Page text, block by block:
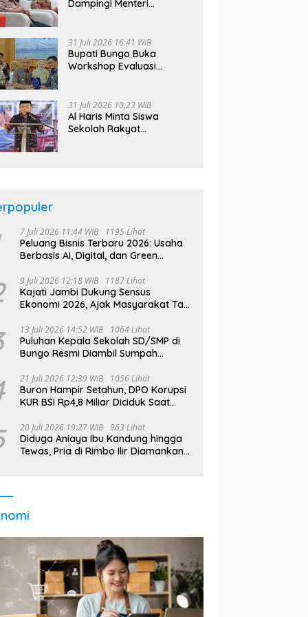
Dampingi Menteri
31 Juli 2026 16:41 WIB
Bupati Bungo Buka
Workshop Evaluasi
31 Juli 2026 10:23 WIB
Al Haris Minta Siswa
Sekolah Rakyat
7 Juli 2026 11:44 WIB 1195 Lihat
Peluang Bisnis Terbaru 2026: Usaha
Berbasis AI, Digital, dan Green
9 Juli 2026 12:18 WIB 1187 Lihat
Kajati Jambi Dukung Sensus
Ekonomi 2026, Ajak Masyarakat Tak
13 Juli 2026 14:52 WIB 1064 Lihat
Puluhan Kepala Sekolah SD/SMP di
Bungo Resmi Diambil Sumpah
21 Juli 2026 12:39 WIB 1056 Lihat
Buron Hampir Setahun, DPO Korupsi
KUR BSI Rp4,8 Miliar Diciduk Saat
20 Juli 2026 19:27 WIB 963 Lihat
Diduga Aniaya Ibu Kandung hingga
Tewas, Pria di Rimbo Ilir Diamankan